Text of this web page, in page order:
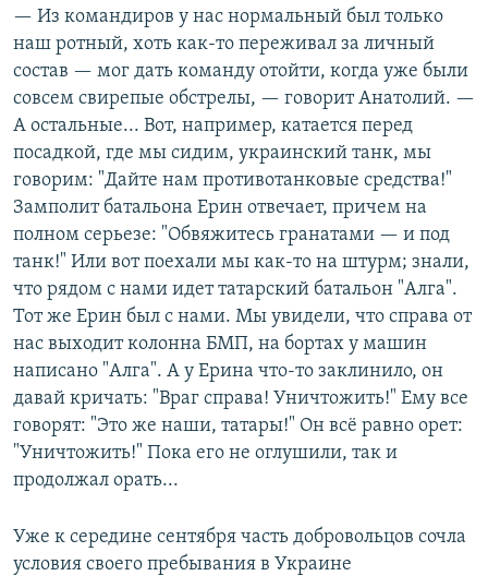
— Из командиров у нас нормальный был только
наш ротный, хоть как-то переживал за личный
состав — мог дать команду отойти, когда уже были
совсем свирепые обстрелы, — говорит Анатолий. —
А остальные... Вот, например, катается перед
посадкой, где мы сидим, украинский танк, мы
говорим: "Дайте нам противотанковые средства!"
Замполит батальона Ерин отвечает, причем на
полном серьезе: "Обвяжитесь гранатами — и под
танк!" Или вот поехали мы как-то на штурм; знали,
что рядом с нами идет татарский батальон "Алга".
Тот же Ерин был с нами. Мы увидели, что справа от
нас выходит колонна БМП, на бортах у машин
написано "Алга". А у Ерина что-то заклинило, он
давай кричать: "Враг справа! Уничтожить!" Ему все
говорят: "Это же наши, татары!" Он всё равно орет:
"Уничтожить!" Пока его не оглушили, так и
продолжал орать...
Уже к середине сентября часть добровольцов сочла
условия своего пребывания в Украине